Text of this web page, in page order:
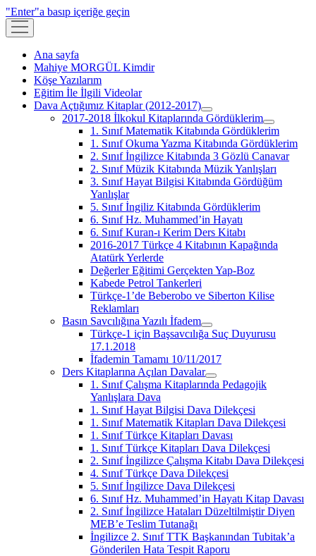
"Enter"a basıp içeriğe geçin
menüyü
aç
Ana sayfa
Mahiye MORGÜL Kimdir
Köşe Yazılarım
Eğitim İle İlgili Videolar
Dava Açtığımız Kitaplar (2012-2017)
menüyü
aç
2017-2018 İlkokul Kitaplarında Gördüklerim
menüyü
aç
1. Sınıf Matematik Kitabında Gördüklerim
1. Sınıf Okuma Yazma Kitabında Gördüklerim
2. Sınıf İngilizce Kitabında 3 Gözlü Canavar
2. Sınıf Müzik Kitabında Müzik Yanlışları
3. Sınıf Hayat Bilgisi Kitabında Gördüğüm
Yanlışlar
5. Sınıf İngiliz Kitabında Gördüklerim
6. Sınıf Hz. Muhammed’in Hayatı
6. Sınıf Kuran-ı Kerim Ders Kitabı
2016-2017 Türkçe 4 Kitabının Kapağında
Atatürk Yerlerde
Değerler Eğitimi Gerçekten Yap-Boz
Kabede Petrol Tankerleri
Türkçe-1’de Beberobo ve Siberton Kilise
Reklamları
Basın Savcılığına Yazılı İfadem
menüyü
aç
Türkçe-1 için Başsavcılığa Suç Duyurusu
17.1.2018
İfademin Tamamı 10/11/2017
Ders Kitaplarına Açılan Davalar
menüyü
aç
1. Sınıf Çalışma Kitaplarında Pedagojik
Yanlışlara Dava
1. Sınıf Hayat Bilgisi Dava Dilekçesi
1. Sınıf Matematik Kitapları Dava Dilekçesi
1. Sınıf Türkçe Kitapları Davası
1. Sınıf Türkçe Kitapları Dava Dilekçesi
2. Sınıf İngilizce Çalışma Kitabı Dava Dilekçesi
4. Sınıf Türkçe Dava Dilekçesi
5. Sınıf İngilizce Dava Dilekçesi
6. Sınıf Hz. Muhammed’in Hayatı Kitap Davası
2. Sınıf İngilizce Hataları Düzeltilmiştir Diyen
MEB’e Teslim Tutanağı
İngilizce 2. Sınıf TTK Başkanından Tubitak’a
Gönderilen Hata Tespit Raporu